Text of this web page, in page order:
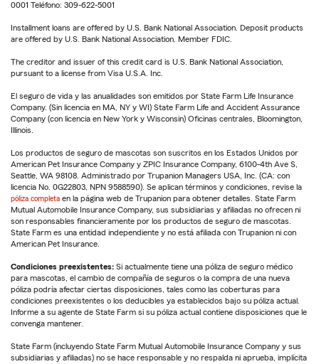
0001 Teléfono: 309-622-5001
Installment loans are offered by U.S. Bank National Association. Deposit products
are offered by U.S. Bank National Association. Member FDIC.
The creditor and issuer of this credit card is U.S. Bank National Association,
pursuant to a license from Visa U.S.A. Inc.
El seguro de vida y las anualidades son emitidos por State Farm Life Insurance
Company. (Sin licencia en MA, NY y WI) State Farm Life and Accident Assurance
Company (con licencia en New York y Wisconsin) Oficinas centrales, Bloomington,
Illinois.
Los productos de seguro de mascotas son suscritos en los Estados Unidos por
American Pet Insurance Company y ZPIC Insurance Company, 6100-4th Ave S,
Seattle, WA 98108. Administrado por Trupanion Managers USA, Inc. (CA: con
licencia No. 0G22803, NPN 9588590). Se aplican términos y condiciones, revise la
póliza completa en la página web de Trupanion para obtener detalles. State Farm
Mutual Automobile Insurance Company, sus subsidiarias y afiliadas no ofrecen ni
son responsables financieramente por los productos de seguro de mascotas.
State Farm es una entidad independiente y no está afiliada con Trupanion ni con
American Pet Insurance.
Condiciones preexistentes: Si actualmente tiene una póliza de seguro médico
para mascotas, el cambio de compañía de seguros o la compra de una nueva
póliza podría afectar ciertas disposiciones, tales como las coberturas para
condiciones preexistentes o los deducibles ya establecidos bajo su póliza actual.
Informe a su agente de State Farm si su póliza actual contiene disposiciones que le
convenga mantener.
State Farm (incluyendo State Farm Mutual Automobile Insurance Company y sus
subsidiarias y afiliadas) no se hace responsable y no respalda ni aprueba, implícita